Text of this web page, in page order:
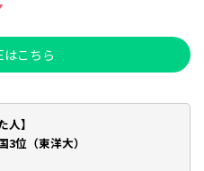
はこちら
人】
3位（東洋大）